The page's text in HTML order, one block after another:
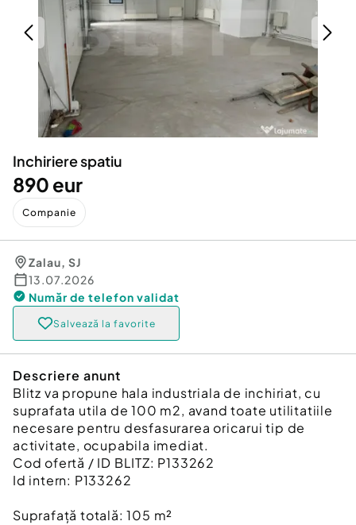
Servicii
Animale de companie
Afaceri și echipamente profesionale
Inchiriere Bunuri si Vehicule
Utilaje agricole si industriale
Piese auto si accesorii
Dacia Duster
Inchiriere spatiu
890 eur
Companie
Zalau, SJ
13.07.2026
Număr de telefon validat
Salvează la favorite
Descriere anunt
Blitz va propune hala industriala de inchiriat, cu
suprafata utila de 100 m2, avand toate utilitatiile
necesare pentru desfasurarea oricarui tip de
activitate, ocupabila imediat.
Cod ofertă / ID BLITZ: P133262
Id intern: P133262
Suprafaţă totală: 105 m²